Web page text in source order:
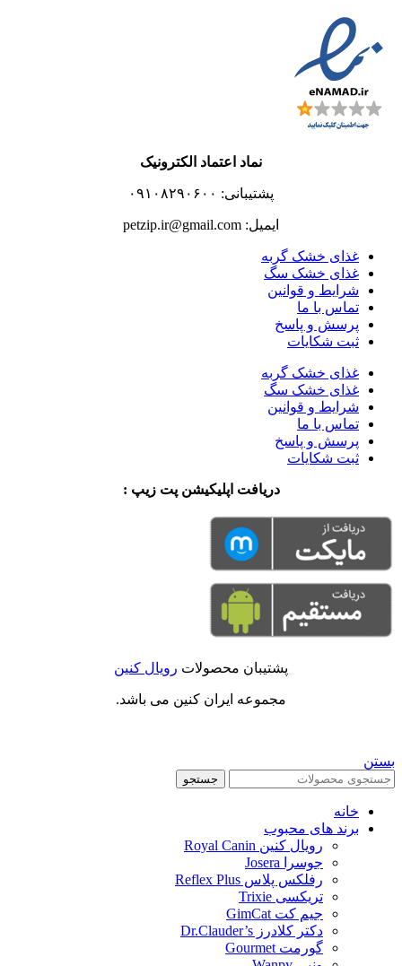
نماد اعتماد الکترونیک
پشتیبانی: ۰۹۱۰۸۲۹۰۶۰۰
ایمیل: petzip.ir@gmail.com
غذای خشک گربه
غذای خشک سگ
شرایط و قوانین
تماس با ما
پرسش و پاسخ
ثبت شکایات
غذای خشک گربه
غذای خشک سگ
شرایط و قوانین
تماس با ما
پرسش و پاسخ
ثبت شکایات
دریافت اپلیکیشن پت زیپ :
پشتیبان محصولات رویال کنین
مجموعه ایران کنین می باشد.
بستن
جستجو
خانه
برند های محبوب
رویال کنین Royal Canin
جوسرا Josera
رفلکس پلاس Reflex Plus
تریکسی Trixie
جیم کت GimCat
دکتر کلادرز Dr.Clauder’s
گورمت Gourmet